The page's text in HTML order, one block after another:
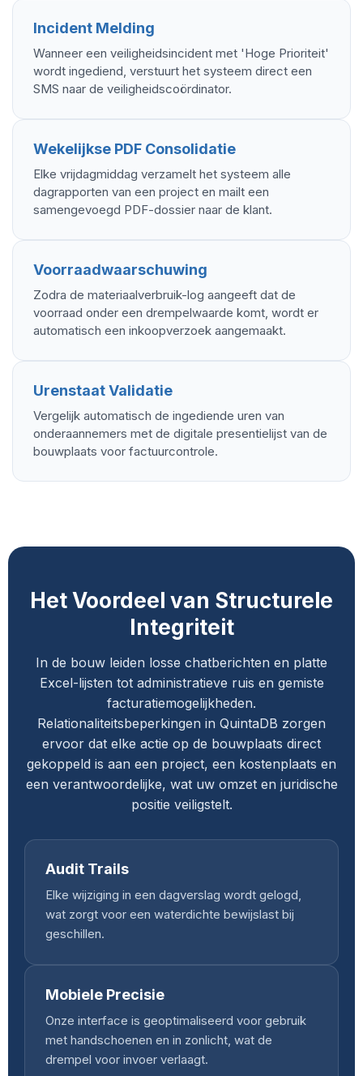
Incident Melding
Wanneer een veiligheidsincident met 'Hoge Prioriteit'
wordt ingediend, verstuurt het systeem direct een
SMS naar de veiligheidscoördinator.
Wekelijkse PDF Consolidatie
Elke vrijdagmiddag verzamelt het systeem alle
dagrapporten van een project en mailt een
samengevoegd PDF-dossier naar de klant.
Voorraadwaarschuwing
Zodra de materiaalverbruik-log aangeeft dat de
voorraad onder een drempelwaarde komt, wordt er
automatisch een inkoopverzoek aangemaakt.
Urenstaat Validatie
Vergelijk automatisch de ingediende uren van
onderaannemers met de digitale presentielijst van de
bouwplaats voor factuurcontrole.
Het Voordeel van Structurele
Integriteit
In de bouw leiden losse chatberichten en platte
Excel-lijsten tot administratieve ruis en gemiste
facturatiemogelijkheden.
Relationaliteitsbeperkingen in QuintaDB zorgen
ervoor dat elke actie op de bouwplaats direct
gekoppeld is aan een project, een kostenplaats en
een verantwoordelijke, wat uw omzet en juridische
positie veiligstelt.
Audit Trails
Elke wijziging in een dagverslag wordt gelogd,
wat zorgt voor een waterdichte bewijslast bij
geschillen.
Mobiele Precisie
Onze interface is geoptimaliseerd voor gebruik
met handschoenen en in zonlicht, wat de
drempel voor invoer verlaagt.